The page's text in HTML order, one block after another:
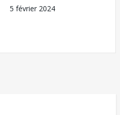
5 février 2024